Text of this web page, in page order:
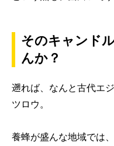
そのキャンド
んか？
遡れば、なんと古代エ
ツロウ。
養蜂が盛んな地域では